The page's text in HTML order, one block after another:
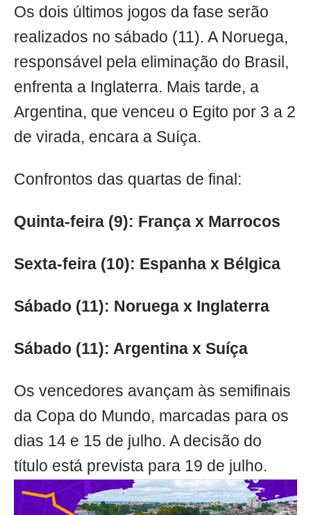
Os dois últimos jogos da fase serão
realizados no sábado (11). A Noruega,
responsável pela eliminação do Brasil,
enfrenta a Inglaterra. Mais tarde, a
Argentina, que venceu o Egito por 3 a 2
de virada, encara a Suíça.
Confrontos das quartas de final:
Quinta-feira (9): França x Marrocos
Sexta-feira (10): Espanha x Bélgica
Sábado (11): Noruega x Inglaterra
Sábado (11): Argentina x Suíça
Os vencedores avançam às semifinais
da Copa do Mundo, marcadas para os
dias 14 e 15 de julho. A decisão do
título está prevista para 19 de julho.